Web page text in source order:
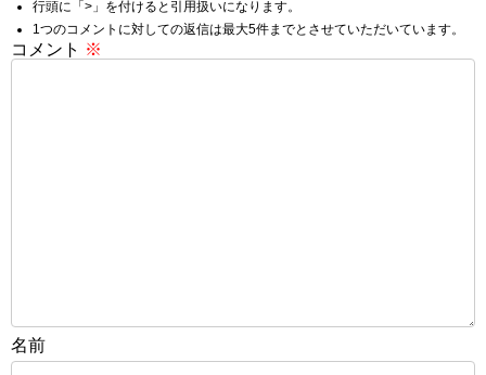
行頭に「>」を付けると引用扱いになります。
1つのコメントに対しての返信は最大5件までとさせていただいています。
コメント ※
名前